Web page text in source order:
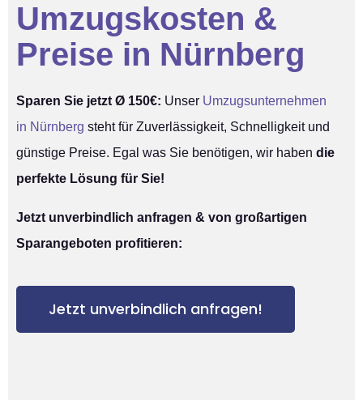
Umzugskosten &
Preise in Nürnberg
Sparen Sie jetzt Ø 150€: Unser Umzugsunternehmen
in Nürnberg steht für Zuverlässigkeit, Schnelligkeit und
günstige Preise. Egal was Sie benötigen, wir haben die
perfekte Lösung für Sie!
Jetzt unverbindlich anfragen & von großartigen
Sparangeboten profitieren:
Jetzt unverbindlich anfragen!